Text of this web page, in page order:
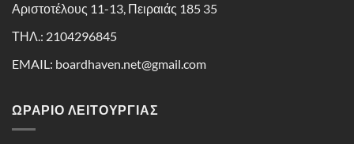
Αριστοτέλους 11-13, Πειραιάς 185 35
ΤΗΛ.: 2104296845
EMAIL: boardhaven.net@gmail.com
ΩΡΑΡΙΟ ΛΕΙΤΟΥΡΓΙΑΣ